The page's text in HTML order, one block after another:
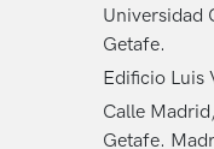
Universidad
Getafe.
Edificio Luis
Calle
Getafe.